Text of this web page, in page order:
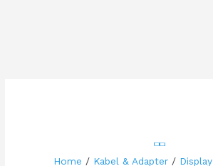
Home / Kabel & Adapter / Display